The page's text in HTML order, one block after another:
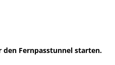
den Fernpasstunnel starten.